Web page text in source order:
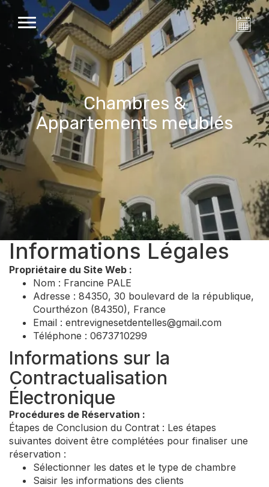
Chambres &
Appartements meublés
Informations Légales
Propriétaire du Site Web :
Nom : Francine PALE
Adresse : 84350, 30 boulevard de la république,
Courthézon (84350), France
Email : entrevignesetdentelles@gmail.com
Téléphone : 0673710299
Informations sur la
Contractualisation
Électronique
Procédures de Réservation :
Étapes de Conclusion du Contrat : Les étapes
suivantes doivent être complétées pour finaliser une
réservation :
Sélectionner les dates et le type de chambre
Saisir les informations des clients